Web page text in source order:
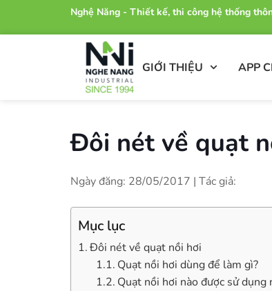
Nghệ Năng - Thiết kế, thi công hệ thống
GIỚI THIỆU APP
Đôi nét về quạt
Ngày đăng: 28/05/2017 | Tác giả:
Mục lục
Đôi nét về quạt nồi hơi
Quạt nồi hơi dùng để làm gì?
Quạt nồi hơi nào được sử dụng